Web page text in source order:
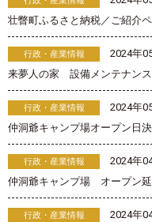
壮瞥町ふるさと納税／ご紹介
行政・産業情報
2024年
来夢人の家 設備メンテナン
行政・産業情報
2024年
仲洞爺キャンプ場オープン日
行政・産業情報
2024年
仲洞爺キャンプ場 オープン
行政・産業情報
2024年